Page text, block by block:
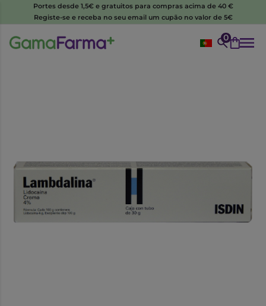
Portes desde 1,5€ e gratuitos para compras acima de 40 €
Registe-se e receba no seu email um cupão no valor de 5€
0